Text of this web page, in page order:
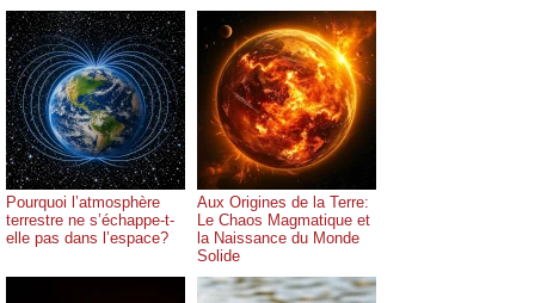
Pourquoi l’atmosphère
terrestre ne s’échappe-t-
elle pas dans l’espace?
Aux Origines de la Terre:
Le Chaos Magmatique et
la Naissance du Monde
Solide